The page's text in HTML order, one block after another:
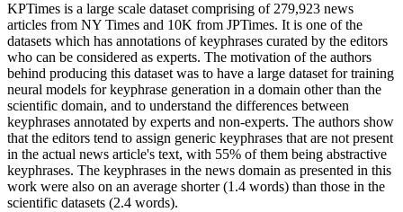
KPTimes is a large scale dataset comprising of 279,923 news
articles from NY Times and 10K from JPTimes. It is one of the
datasets which has annotations of keyphrases curated by the editors
who can be considered as experts. The motivation of the authors
behind producing this dataset was to have a large dataset for training
neural models for keyphrase generation in a domain other than the
scientific domain, and to understand the differences between
keyphrases annotated by experts and non-experts. The authors show
that the editors tend to assign generic keyphrases that are not present
in the actual news article's text, with 55% of them being abstractive
keyphrases. The keyphrases in the news domain as presented in this
work were also on an average shorter (1.4 words) than those in the
scientific datasets (2.4 words).